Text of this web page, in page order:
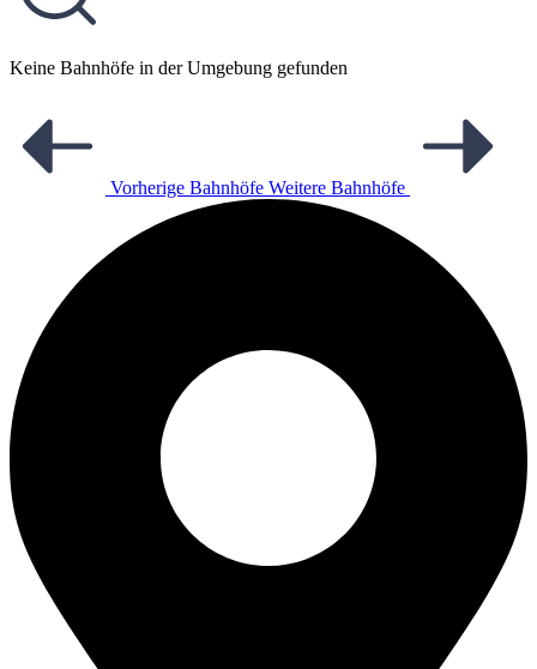
Keine Bahnhöfe in der Umgebung gefunden
Vorherige Bahnhöfe Weitere Bahnhöfe